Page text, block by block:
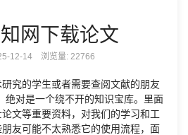
网下载论文
12-14 浏览量: 22766
究的学生或者需要查阅文献的朋友
绝对是一个绕不开的知识宝库。里面
文等重要资料，对我们的学习和工
友可能不太熟悉它的使用流程，面